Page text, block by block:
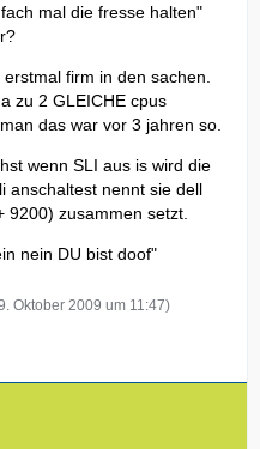
mal die fresse halten"
firm in den sachen.
zu 2 GLEICHE cpus
das war vor 3 jahren so.
wenn SLI aus is wird die
anschaltest nennt sie dell
9200) zusammen setzt.
nein DU bist doof"
Oktober 2009 um 11:47)